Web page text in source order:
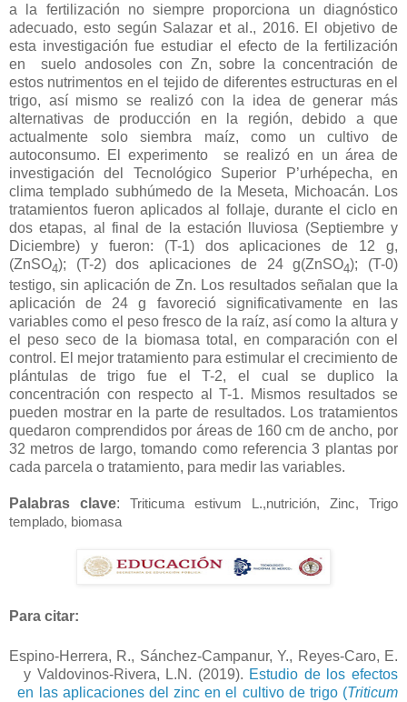
a la fertilización no siempre proporciona un diagnóstico
adecuado, esto según Salazar et al., 2016. El objetivo de
esta investigación fue estudiar el efecto de la fertilización
en
suelo andosoles con Zn, sobre la concentración de
estos nutrimentos en el tejido de diferentes estructuras en el
trigo, así mismo se realizó con la idea de generar más
alternativas de producción en la región, debido a que
actualmente solo siembra maíz, como un cultivo de
autoconsumo. El experimento
se realizó en un área de
investigación del Tecnológico Superior P’urhépecha, en
clima templado subhúmedo de la Meseta, Michoacán. Los
tratamientos fueron aplicados al follaje, durante el ciclo en
dos etapas, al final de la estación lluviosa (Septiembre y
Diciembre) y fueron: (T-1) dos aplicaciones de 12 g,
(ZnSO4); (T-2) dos aplicaciones de 24 g(ZnSO4); (T-0)
testigo, sin aplicación de Zn. Los resultados señalan que la
aplicación de 24 g favoreció significativamente en las
variables como el peso fresco de la raíz, así como la altura y
el peso seco de la biomasa total, en comparación con el
control. El mejor tratamiento para estimular el crecimiento de
plántulas de trigo fue el T-2, el cual se duplico la
concentración con respecto al T-1. Mismos resultados se
pueden mostrar en la parte de resultados. Los tratamientos
quedaron comprendidos por áreas de 160 cm de ancho, por
32 metros de largo, tomando como referencia 3 plantas por
cada parcela o tratamiento, para medir las variables.
Palabras clave: Triticuma estivum L .,nutrición, Zinc, Trigo
templado, biomasa
Para citar:
Espino-Herrera, R., Sánchez-Campanur, Y., Reyes-Caro, E.
y Valdovinos-Rivera, L.N. (2019). Estudio de los efectos
en las aplicaciones del zinc en el cultivo de trigo (Triticum